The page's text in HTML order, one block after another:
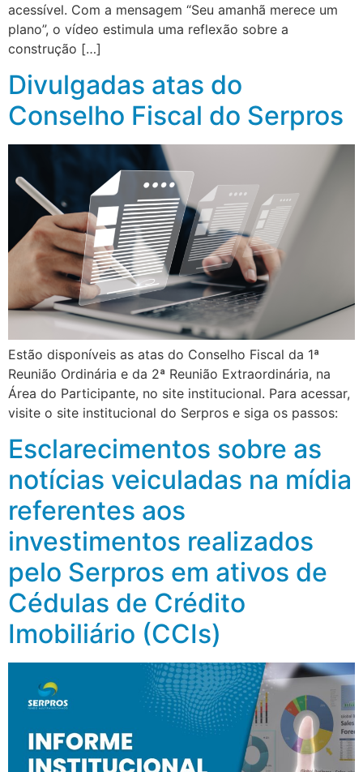
acessível. Com a mensagem “Seu amanhã merece um
plano”, o vídeo estimula uma reflexão sobre a
construção […]
Divulgadas atas do
Conselho Fiscal do Serpros
Estão disponíveis as atas do Conselho Fiscal da 1ª
Reunião Ordinária e da 2ª Reunião Extraordinária, na
Área do Participante, no site institucional. Para acessar,
visite o site institucional do Serpros e siga os passos:
Esclarecimentos sobre as
notícias veiculadas na mídia
referentes aos
investimentos realizados
pelo Serpros em ativos de
Cédulas de Crédito
Imobiliário (CCIs)